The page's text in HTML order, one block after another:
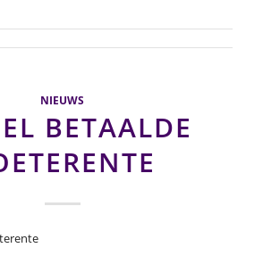
NIEUWS
BETAALDE